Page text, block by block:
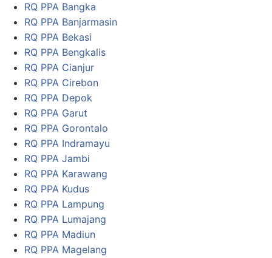
RQ PPA Bangka
RQ PPA Banjarmasin
RQ PPA Bekasi
RQ PPA Bengkalis
RQ PPA Cianjur
RQ PPA Cirebon
RQ PPA Depok
RQ PPA Garut
RQ PPA Gorontalo
RQ PPA Indramayu
RQ PPA Jambi
RQ PPA Karawang
RQ PPA Kudus
RQ PPA Lampung
RQ PPA Lumajang
RQ PPA Madiun
RQ PPA Magelang